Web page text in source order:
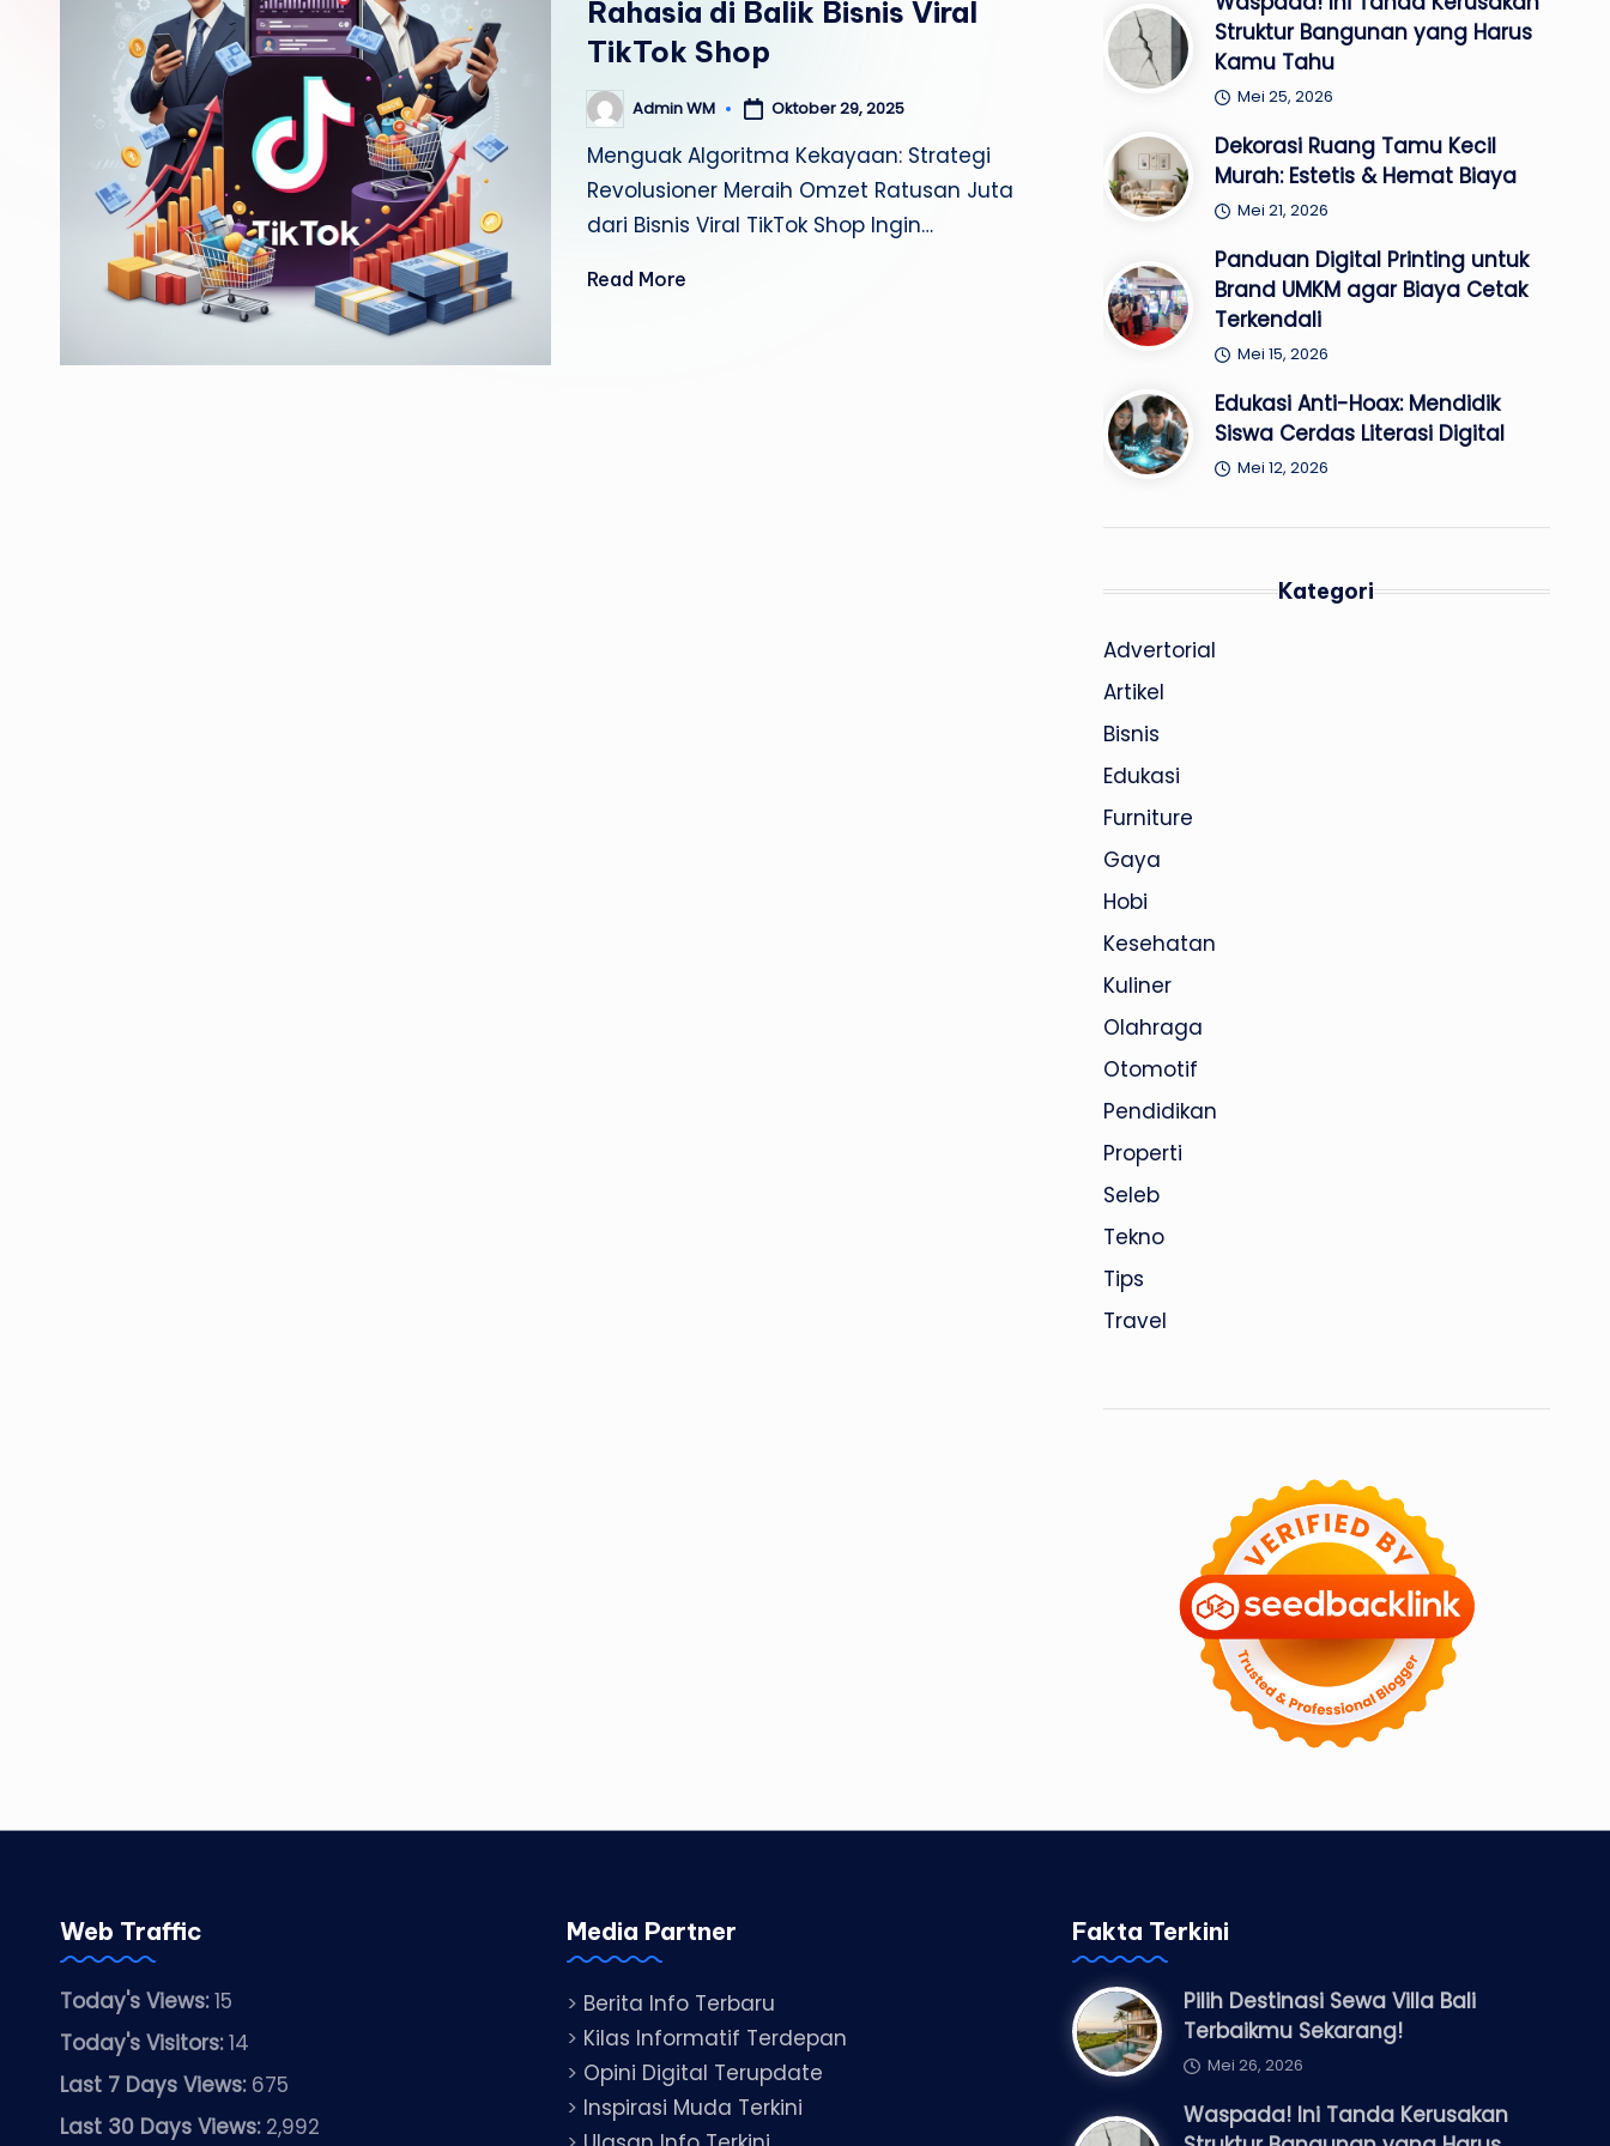
Rahasia di Balik Bisnis Viral
TikTok Shop
Posted
by
Admin WM Oktober 29, 2025
Menguak Algoritma Kekayaan: Strategi
Revolusioner Meraih Omzet Ratusan Juta
dari Bisnis Viral TikTok Shop Ingin…
Read More
Struktur Bangunan yang Harus
Kamu Tahu
Mei 25, 2026
Dekorasi Ruang Tamu Kecil
Murah: Estetis & Hemat Biaya
Mei 21, 2026
Panduan Digital Printing untuk
Brand UMKM agar Biaya Cetak
Terkendali
Mei 15, 2026
Edukasi Anti-Hoax: Mendidik
Siswa Cerdas Literasi Digital
Mei 12, 2026
Kategori
Advertorial
Artikel
Bisnis
Edukasi
Furniture
Gaya
Hobi
Kesehatan
Kuliner
Olahraga
Otomotif
Pendidikan
Properti
Seleb
Tekno
Tips
Travel
Web Traffic
Today's Views:15
Today's Visitors:14
Last 7 Days Views: 675
Last 30 Days Views: 2,992
Media Partner
> Berita Info Terbaru
> Kilas Informatif Terdepan
> Opini Digital Terupdate
> Inspirasi Muda Terkini
Fakta Terkini
Pilih Destinasi Sewa Villa Bali
Terbaikmu Sekarang!
Mei 26, 2026
Waspada! Ini Tanda Kerusakan